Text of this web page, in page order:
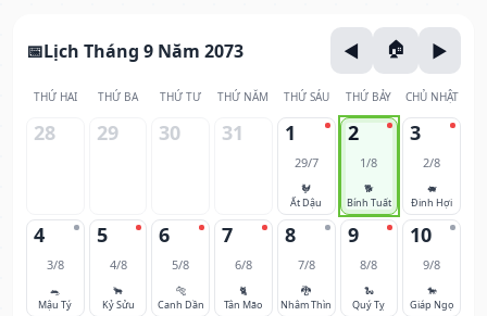
Lịch Tháng 9 Năm 2073
THỨ HAI THỨ BA THỨ TƯ THỨ NĂM THỨ SÁU THỨ BẢY CHỦ NHẬT
28 29 30 31 1
29/7
🐓
Ất Dậu
2
1/8
🐕
Bính Tuất
3
2/8
🐖
Đinh Hợi
4
3/8
🐀
Mậu Tý
5
4/8
🐂
Kỷ Sửu
6
5/8
🐅
Canh Dần
7
6/8
🐈
Tân Mão
8
7/8
🐉
Nhâm Thìn
9
8/8
🐍
Quý Tỵ
10
9/8
🐎
Giáp Ngọ